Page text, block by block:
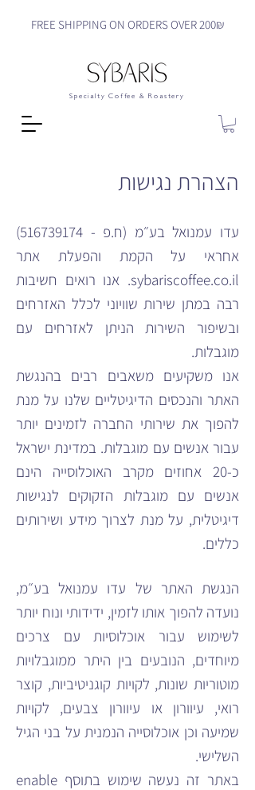
Specialty Coffee & Roastery
FREE SHIPPING ON ORDERS OVER 200₪
הצהרת נגישות
עדו עמנואל בע״מ (ח.פ - 516739174)
אחראי על הקמת והפעלת אתר
sybariscoffee.co.il. אנו רואים חשיבות
רבה במתן שירות שוויוני לכלל האזרחים
ובשיפור השירות הניתן לאזרחים עם
מוגבלות.
אנו משקיעים משאבים רבים בהנגשת
האתר והנכסים הדיגיטליים שלנו על מנת
להפוך את שירותי החברה לזמינים יותר
עבור אנשים עם מוגבלות. במדינת ישראל
כ-20 אחוזים מקרב האוכלוסייה הינם
אנשים עם מוגבלות הזקוקים לנגישות
דיגיטלית, על מנת לצרוך מידע ושירותים
כללים.
הנגשת האתר של עדו עמנואל בע״מ,
נועדה להפוך אותו לזמין, ידידותי ונוח יותר
לשימוש עבור אוכלוסיות עם צרכים
מיוחדים, הנובעים בין היתר ממוגבלויות
מוטוריות שונות, לקויות קוגניטיביות, קוצר
רואי, עיוורון או עיוורון צבעים, לקויות
שמיעה וכן אוכלוסייה הנמנית על בני הגיל
השלישי.
באתר זה נעשה שימוש בתוסף enable